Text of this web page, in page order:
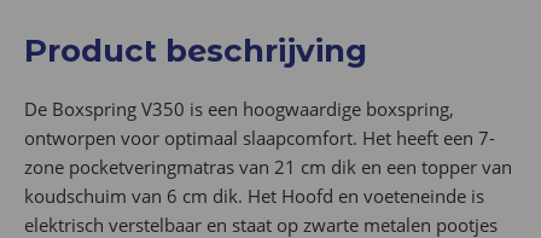
Product beschrijving
De Boxspring V350 is een hoogwaardige boxspring,
ontworpen voor optimaal slaapcomfort. Het heeft een 7-
zone pocketveringmatras van 21 cm dik en een topper van
koudschuim van 6 cm dik. Het Hoofd en voeteneinde is
elektrisch verstelbaar en staat op zwarte metalen pootjes